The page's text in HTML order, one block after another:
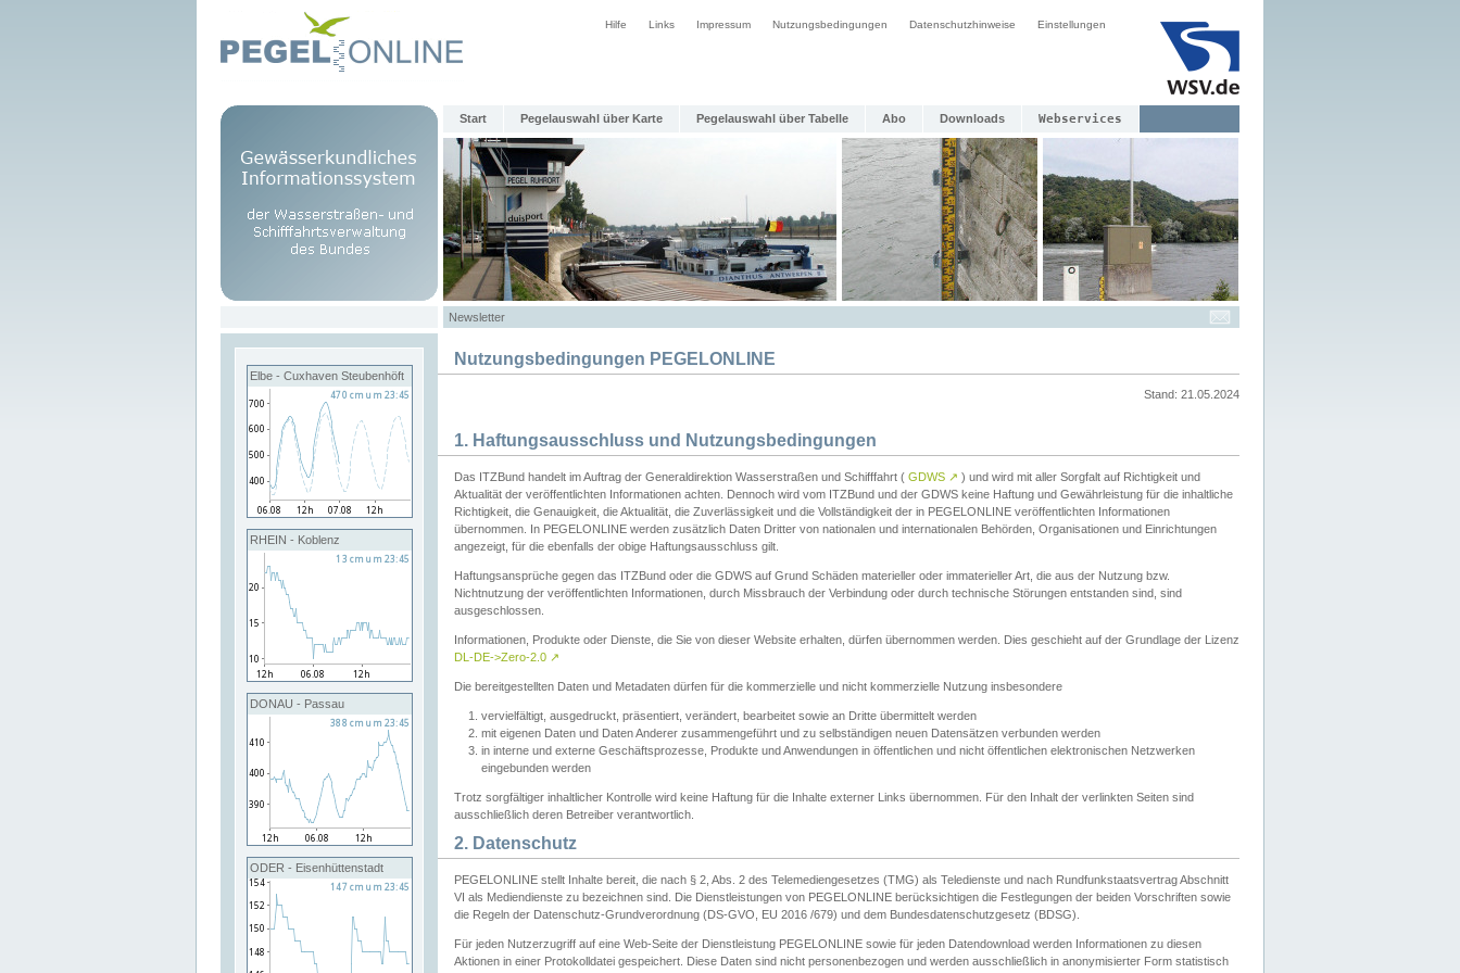
Hilfe Links Impressum Nutzungsbedingungen Datenschutzhinweise Einstellungen
Start Pegelauswahl über Karte Pegelauswahl über Tabelle Abo Downloads Webservices
Newsletter
Elbe - Cuxhaven Steubenhöft
RHEIN - Koblenz
DONAU - Passau
ODER - Eisenhüttenstadt
Nutzungsbedingungen PEGELONLINE
Stand: 21.05.2024
1. Haftungsausschluss und Nutzungsbedingungen
Das ITZBund handelt im Auftrag der Generaldirektion Wasserstraßen und Schifffahrt ( GDWS ↗ ) und wird mit aller Sorgfalt auf Richtigkeit und
Aktualität der veröffentlichten Informationen achten. Dennoch wird vom ITZBund und der GDWS keine Haftung und Gewährleistung für die inhaltliche
Richtigkeit, die Genauigkeit, die Aktualität, die Zuverlässigkeit und die Vollständigkeit der in PEGELONLINE veröffentlichten Informationen
übernommen. In PEGELONLINE werden zusätzlich Daten Dritter von nationalen und internationalen Behörden, Organisationen und Einrichtungen
angezeigt, für die ebenfalls der obige Haftungsausschluss gilt.
Haftungsansprüche gegen das ITZBund oder die GDWS auf Grund Schäden materieller oder immaterieller Art, die aus der Nutzung bzw.
Nichtnutzung der veröffentlichten Informationen, durch Missbrauch der Verbindung oder durch technische Störungen entstanden sind, sind
ausgeschlossen.
Informationen, Produkte oder Dienste, die Sie von dieser Website erhalten, dürfen übernommen werden. Dies geschieht auf der Grundlage der Lizenz
DL-DE->Zero-2.0 ↗
Die bereitgestellten Daten und Metadaten dürfen für die kommerzielle und nicht kommerzielle Nutzung insbesondere
vervielfältigt, ausgedruckt, präsentiert, verändert, bearbeitet sowie an Dritte übermittelt werden
mit eigenen Daten und Daten Anderer zusammengeführt und zu selbständigen neuen Datensätzen verbunden werden
in interne und externe Geschäftsprozesse, Produkte und Anwendungen in öffentlichen und nicht öffentlichen elektronischen Netzwerken
eingebunden werden
Trotz sorgfältiger inhaltlicher Kontrolle wird keine Haftung für die Inhalte externer Links übernommen. Für den Inhalt der verlinkten Seiten sind
ausschließlich deren Betreiber verantwortlich.
2. Datenschutz
PEGELONLINE stellt Inhalte bereit, die nach § 2, Abs. 2 des Telemediengesetzes (TMG) als Teledienste und nach Rundfunkstaatsvertrag Abschnitt
VI als Mediendienste zu bezeichnen sind. Die Dienstleistungen von PEGELONLINE berücksichtigen die Festlegungen der beiden Vorschriften sowie
die Regeln der Datenschutz-Grundverordnung (DS-GVO, EU 2016 /679) und dem Bundesdatenschutzgesetz (BDSG).
Für jeden Nutzerzugriff auf eine Web-Seite der Dienstleistung PEGELONLINE sowie für jeden Datendownload werden Informationen zu diesen
Aktionen in einer Protokolldatei gespeichert. Diese Daten sind nicht personenbezogen und werden ausschließlich in anonymisierter Form statistisch